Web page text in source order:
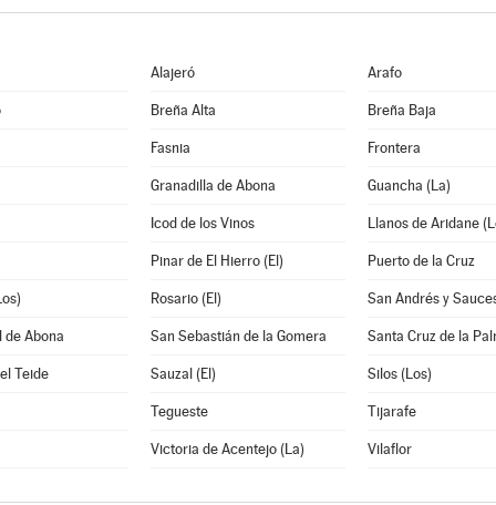
Alajeró Arafo
Breña Alta Breña Baja
Fasnia Frontera
Granadilla de Abona Guancha (La)
Icod de los Vinos Llanos de Aridane
Pinar de El Hierro (El) Puerto de la Cruz
Rosario (El) San Andrés y
de Abona San Sebastián de la Gomera Santa Cruz de la
Teide Sauzal (El) Silos (Los)
Tegueste Tijarafe
Victoria de Acentejo (La) Vilaflor